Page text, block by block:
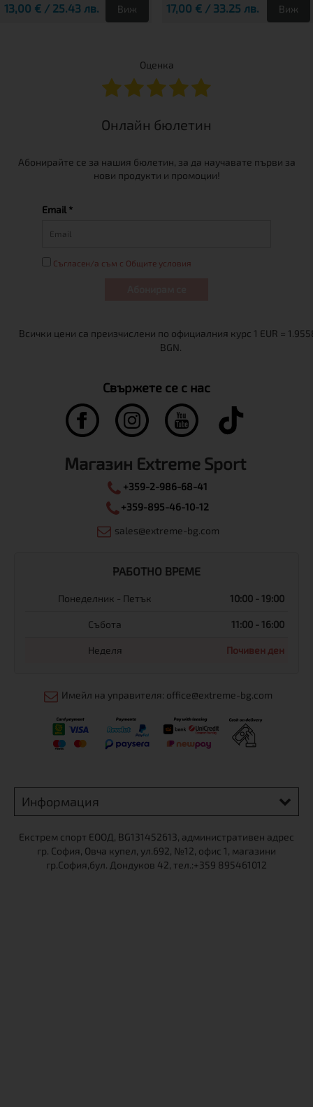
13,00 € / 25.43 лв. Виж 17,00 € / 33.25 лв. Виж
Оценка
Онлайн бюлетин
Абонирайте се за нашия бюлетин, за да научавате първи за
нови продукти и промоции!
Email *
Съгласен/а съм с Общите условия
Свържете се с нас
Магазин Extreme Sport
+359-2-986-68-41
+359-895-46-10-12
sales@extreme-bg.com
РАБОТНО ВРЕМЕ
Понеделник - Петък 10:00 - 19:00
Събота 11:00 - 16:00
Неделя Почивен ден
Имейл на управителя: office@extreme-bg.com
Информация
Екстрем спорт ЕООД, BG131452613, административен адрес
гр. София, Овча купел, ул.692, №12, офис 1, магазини
гр.София,бул. Дондуков 42, тел.:+359 895461012